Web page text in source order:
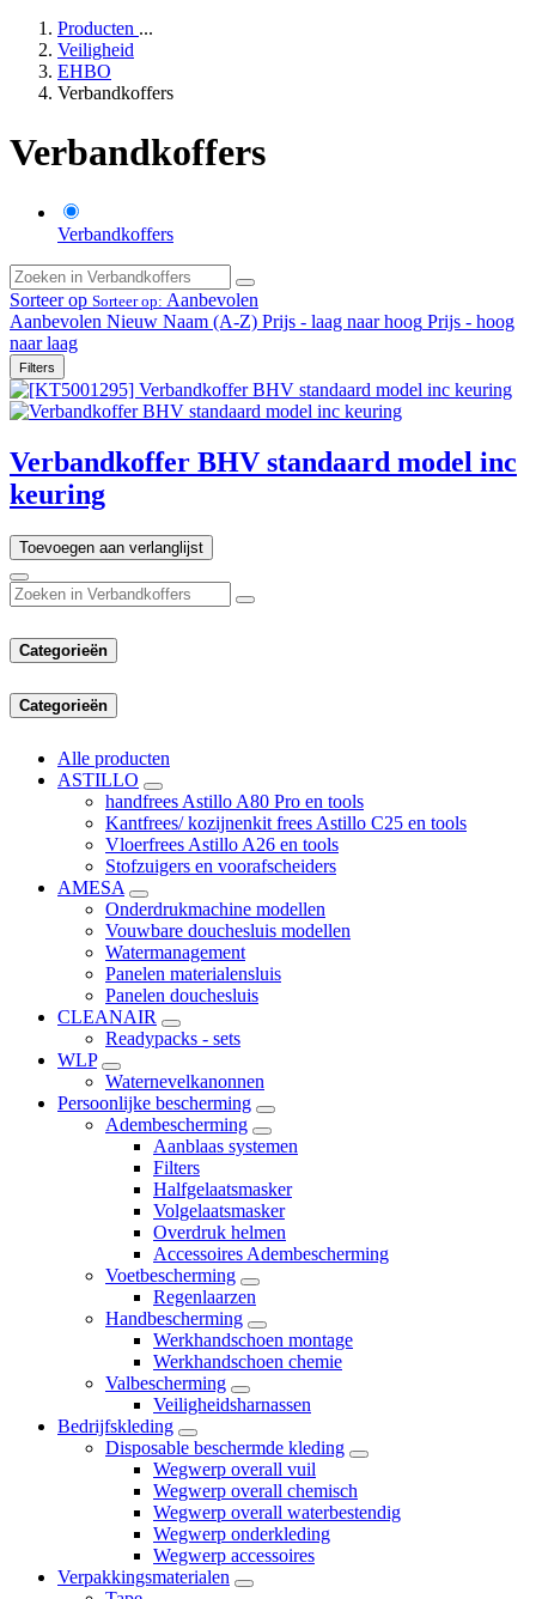
Producten ...
Veiligheid
EHBO
Verbandkoffers
Verbandkoffers
Verbandkoffers
Sorteer op Sorteer op: Aanbevolen
Aanbevolen Nieuw Naam (A-Z) Prijs - laag naar hoog Prijs - hoog
naar laag
Filters
Verbandkoffer BHV standaard model inc
keuring
Toevoegen aan verlanglijst
Categorieën
Categorieën
Alle producten
ASTILLO
handfrees Astillo A80 Pro en tools
Kantfrees/ kozijnenkit frees Astillo C25 en tools
Vloerfrees Astillo A26 en tools
Stofzuigers en voorafscheiders
AMESA
Onderdrukmachine modellen
Vouwbare douchesluis modellen
Watermanagement
Panelen materialensluis
Panelen douchesluis
CLEANAIR
Readypacks - sets
WLP
Waternevelkanonnen
Persoonlijke bescherming
Adembescherming
Aanblaas systemen
Filters
Halfgelaatsmasker
Volgelaatsmasker
Overdruk helmen
Accessoires Adembescherming
Voetbescherming
Regenlaarzen
Handbescherming
Werkhandschoen montage
Werkhandschoen chemie
Valbescherming
Veiligheidsharnassen
Bedrijfskleding
Disposable beschermde kleding
Wegwerp overall vuil
Wegwerp overall chemisch
Wegwerp overall waterbestendig
Wegwerp onderkleding
Wegwerp accessoires
Verpakkingsmaterialen